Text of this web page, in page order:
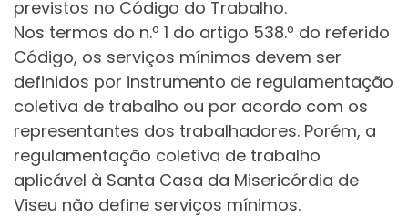
previstos no Código do Trabalho.
Nos termos do n.º 1 do artigo 538.º do referido
Código, os serviços mínimos devem ser
definidos por instrumento de regulamentação
coletiva de trabalho ou por acordo com os
representantes dos trabalhadores. Porém, a
regulamentação coletiva de trabalho
aplicável à Santa Casa da Misericórdia de
Viseu não define serviços mínimos.